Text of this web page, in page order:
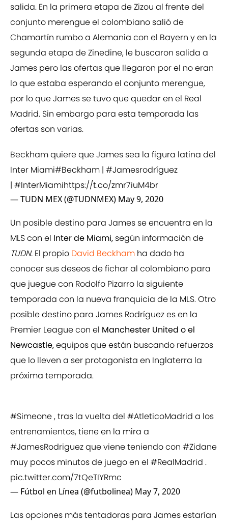
salida. En la primera etapa de Zizou al frente del
conjunto merengue el colombiano salió de
Chamartín rumbo a Alemania con el Bayern y en la
segunda etapa de Zinedine, le buscaron salida a
James pero las ofertas que llegaron por el no eran
lo que estaba esperando el conjunto merengue,
por lo que James se tuvo que quedar en el Real
Madrid. Sin embargo para esta temporada las
ofertas son varias.
Beckham quiere que James sea la figura latina del
Inter Miami#Beckham | #Jamesrodríguez
| #InterMiamihttps://t.co/zmr7iuM4br
— TUDN MEX (@TUDNMEX) May 9, 2020
Un posible destino para James se encuentra en la
MLS con el Inter de Miami, según información de
TUDN. El propio David Beckham ha dado ha
conocer sus deseos de fichar al colombiano para
que juegue con Rodolfo Pizarro la siguiente
temporada con la nueva franquicia de la MLS. Otro
posible destino para James Rodríguez es en la
Premier League con el Manchester United o el
Newcastle,equipos que están buscando refuerzos
que lo lleven a ser protagonista en Inglaterra la
próxima temporada.
#Simeone, tras la vuelta del #AtleticoMadrid a los
entrenamientos, tiene en la mira a
#JamesRodriguezque viene teniendo con #Zidane
muy pocos minutos de juego en el #RealMadrid .
pic.twitter.com/7tQeTIYRmc
— Fútbol en Línea (@futbolinea) May 7, 2020
Las opciones más tentadoras para James estarían